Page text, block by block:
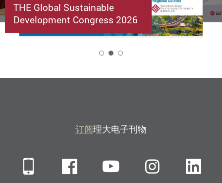
THE Global Sustainable
Development Congress 2026
订阅理大电子刊物
Mobile FacebookYouTube